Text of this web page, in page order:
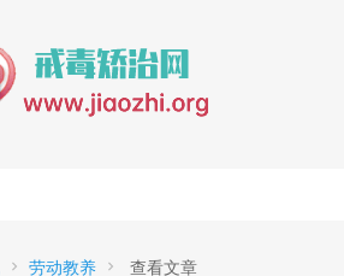
劳动教养 查看文章